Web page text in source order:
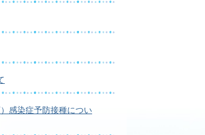
感染症予防接種につい